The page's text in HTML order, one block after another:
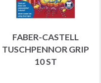
FABER-CASTELL
TUSCHPENNOR GRIP
10 ST